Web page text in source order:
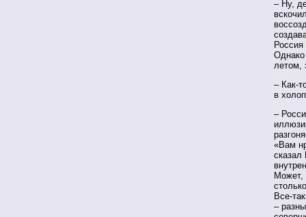
– Ну,
Однако
летом,
– Как-
в
–
«Вам
Может,
Все-
–